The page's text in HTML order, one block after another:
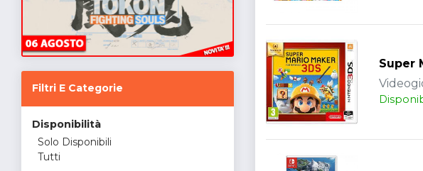
Filtri E Categorie
Disponibilità
Solo Disponibili
Tutti
Super